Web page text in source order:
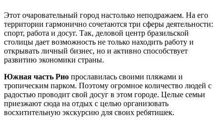
Этот очаровательный город настолько неподражаем. На его
территории гармонично сочетаются три сферы деятельности:
спорт, работа и досуг. Так, деловой центр бразильской
столицы дает возможность не только находить работу и
открывать личный бизнес, но и активно способствует
развитию экономики страны.
Южная часть Рио прославилась своими пляжами и
тропическим парком. Поэтому огромное количество людей с
радостью проводит свой досуг в этом городе. Целые семьи
приезжают сюда на отдых с целью организовать
восхитительную экскурсию для своих ребятишек.